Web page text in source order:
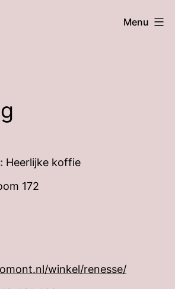
Menu
Heerlijke koffie
172
winkel/renesse/